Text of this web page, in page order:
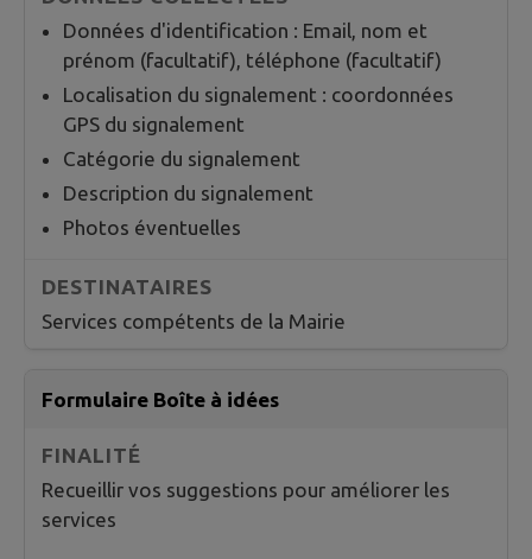
Données d'identification : Email, nom et
prénom (facultatif), téléphone (facultatif)
Localisation du signalement : coordonnées
GPS du signalement
Catégorie du signalement
Description du signalement
Photos éventuelles
Services compétents de la Mairie
Formulaire Boîte à idées
Recueillir vos suggestions pour améliorer les
services